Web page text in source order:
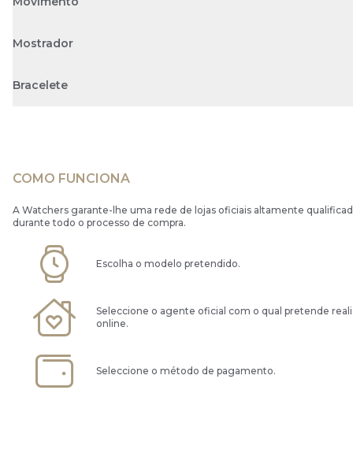
Mostrador
Bracelete
COMO FUNCIONA
A Watchers garante-lhe uma rede de lojas oficiais altamente
durante todo o processo de compra.
Escolha o modelo pretendido.
Seleccione o agente oficial com o qual pretende
online.
Seleccione o método de pagamento.